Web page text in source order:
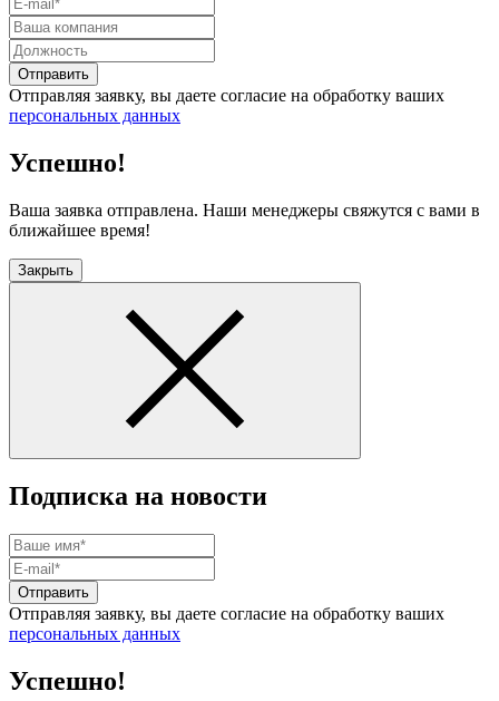
Отправить
Отправляя заявку, вы даете согласие на обработку ваших
персональных данных
Успешно!
Ваша заявка отправлена. Наши менеджеры свяжутся с вами в
ближайшее время!
Закрыть
Подписка на новости
Отправить
Отправляя заявку, вы даете согласие на обработку ваших
персональных данных
Успешно!